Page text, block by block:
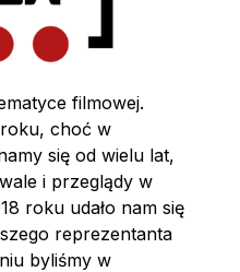
filmowej.
roku, choć w
się od wielu lat,
i przeglądy w
roku udało nam się
reprezentanta
byliśmy w